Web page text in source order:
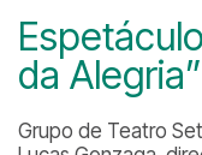
da Alegria”
Grupo de Teatro